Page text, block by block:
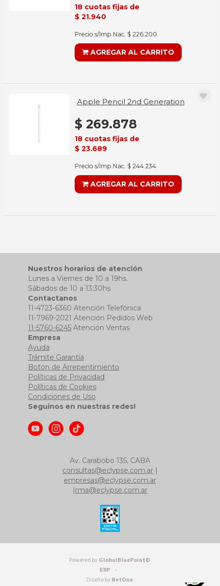
18 cuotas fijas de
$ 21.940
Precio s/Imp.Nac. $ 226.200
AGREGAR AL CARRITO
Apple Pencil 2nd Generation
$ 269.878
18 cuotas fijas de
$ 23.689
Precio s/Imp.Nac. $ 244.234
AGREGAR AL CARRITO
Nuestros horarios de atención
Lunes a Viernes de 10 a 19hs.
Sábados de 10 a 13:30hs
Contactanos
11-4723-6360 Atención Telefónica
11-7969-2021 Atención Pedidos Web
11-5760-6245Atención Ventas
Empresa
Ayuda
Trámite Garantía
Botón de Arrepentimiento
Políticas de Privacidad
Políticas de Cookies
Condiciones de Uso
Seguinos en nuestras redes!
Av. Carabobo 135, CABA
consultas@eclypse.com.ar
empresas@eclypse.com.ar
rma@eclypse.com.ar
Powered by GlobalBluePoint©
ERP -
Diseño by NetOne